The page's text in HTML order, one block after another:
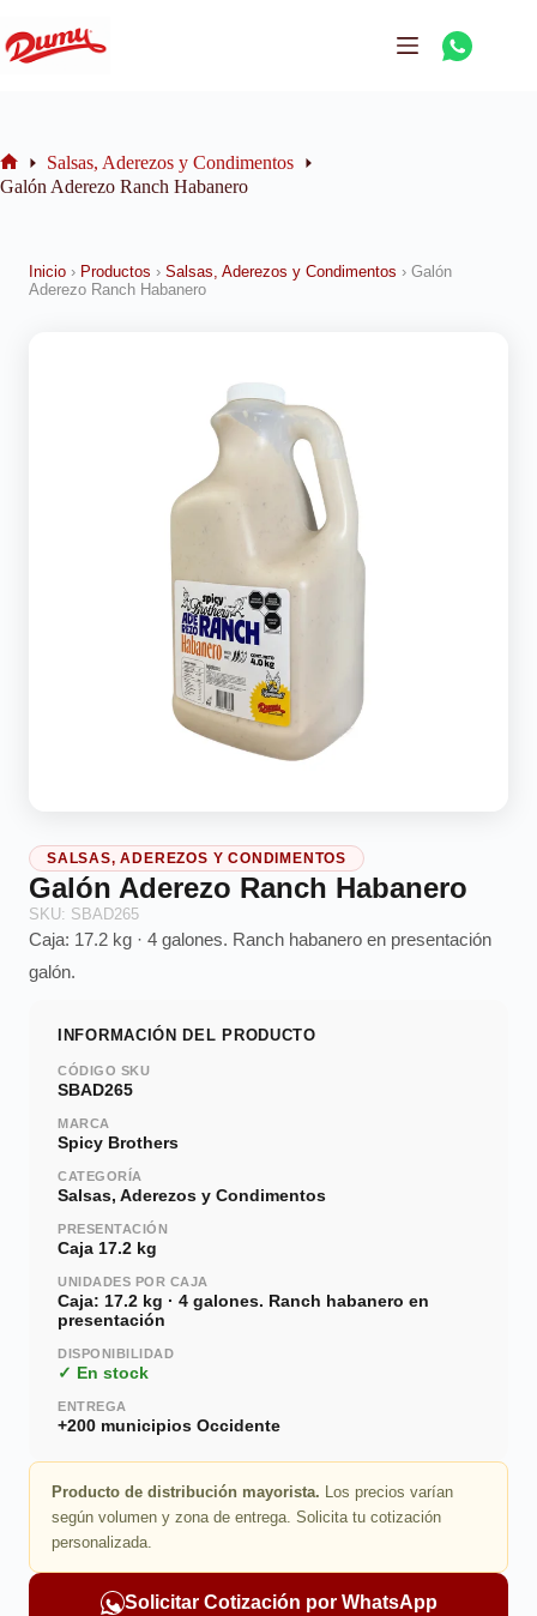
Salsas, Aderezos y Condimentos
Galón Aderezo Ranch Habanero
Inicio › Productos › Salsas, Aderezos y Condimentos › Galón
Aderezo Ranch Habanero
SALSAS, ADEREZOS Y CONDIMENTOS
Galón Aderezo Ranch Habanero
SKU: SBAD265
Caja: 17.2 kg · 4 galones. Ranch habanero en presentación
galón.
INFORMACIÓN DEL PRODUCTO
CÓDIGO SKU
SBAD265
MARCA
Spicy Brothers
CATEGORÍA
Salsas, Aderezos y Condimentos
PRESENTACIÓN
Caja 17.2 kg
UNIDADES POR CAJA
Caja: 17.2 kg · 4 galones. Ranch habanero en
presentación
DISPONIBILIDAD
✓ En stock
ENTREGA
+200 municipios Occidente
Producto de distribución mayorista. Los precios varían
según volumen y zona de entrega. Solicita tu cotización
personalizada.
Solicitar Cotización por WhatsApp